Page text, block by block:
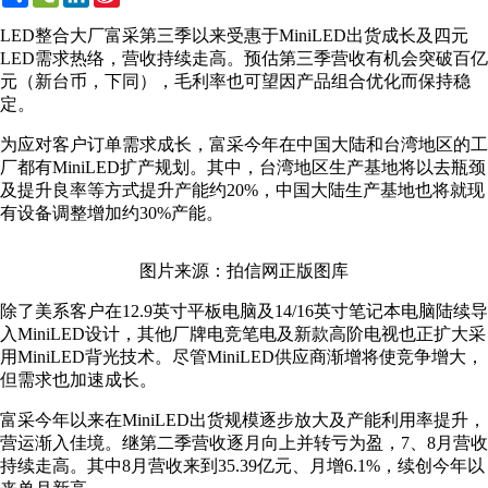
LED整合大厂富采第三季以来受惠于MiniLED出货成长及四元
LED需求热络，营收持续走高。预估第三季营收有机会突破百亿
元（新台币，下同），毛利率也可望因产品组合优化而保持稳
定。
为应对客户订单需求成长，富采今年在中国大陆和台湾地区的工
厂都有MiniLED扩产规划。其中，台湾地区生产基地将以去瓶颈
及提升良率等方式提升产能约20%，中国大陆生产基地也将就现
有设备调整增加约30%产能。
图片来源：拍信网正版图库
除了美系客户在12.9英寸平板电脑及14/16英寸笔记本电脑陆续导
入MiniLED设计，其他厂牌电竞笔电及新款高阶电视也正扩大采
用MiniLED背光技术。尽管MiniLED供应商渐增将使竞争增大，
但需求也加速成长。
富采今年以来在MiniLED出货规模逐步放大及产能利用率提升，
营运渐入佳境。继第二季营收逐月向上并转亏为盈，7、8月营收
持续走高。其中8月营收来到35.39亿元、月增6.1%，续创今年以